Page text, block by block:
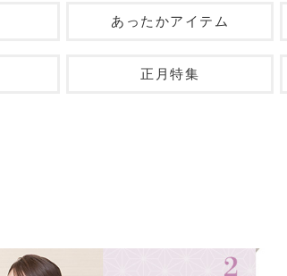
あったかアイテム
正月特集